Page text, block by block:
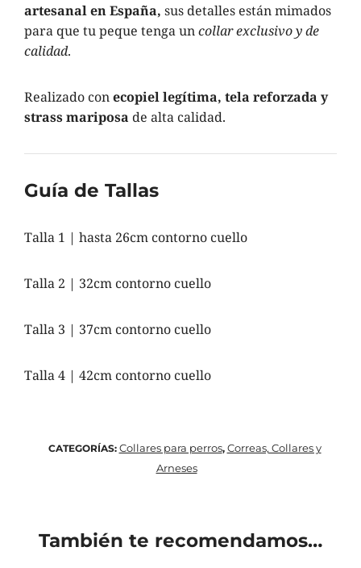
artesanal en España, sus detalles están mimados
para que tu peque tenga uncollar exclusivo y de
calidad.
Realizado conecopiel legítima, tela reforzada y
strass mariposa de alta calidad.
Guía de Tallas
Talla 1 | hasta 26cm contorno cuello
Talla 2 | 32cm contorno cuello
Talla 3 | 37cm contorno cuello
Talla 4 | 42cm contorno cuello
CATEGORÍAS: Collares para perros, Correas, Collares y
Arneses
También te recomendamos…